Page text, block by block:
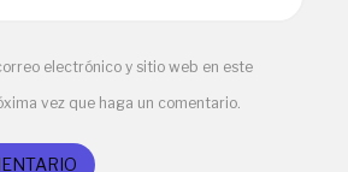
electrónico y sitio web en este
vez que haga un comentario.